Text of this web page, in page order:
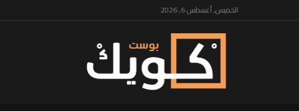
الخميس, أغسطس 6, 2026